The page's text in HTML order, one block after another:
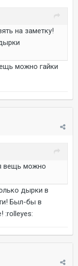
на заметку!
можно гайки
вещь можно
дырки в
Был-бы в
:rolleyes: